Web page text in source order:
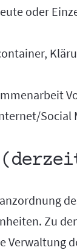
oder
Social
Zu
Verwaltung